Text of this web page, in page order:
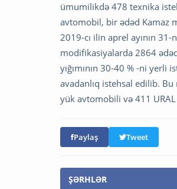
ümumilikdə 478 texnika
avtomobil, bir ədəd Kamaz
2019-cı ilin aprel ayının
modifikasiyalarda 2864
yığımının 30-40 % -ni
avadanlıq istehsal edilib.
yük avtomobili və 411
Paylaş Tweet
ŞƏRHLƏR